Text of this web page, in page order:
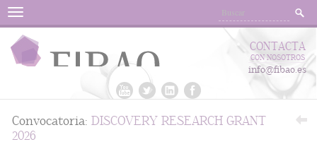
Menu
CONTACTA
CON NOSOTROS
info@fibao.es
Convocatoria: DISCOVERY RESEARCH GRANT
2026